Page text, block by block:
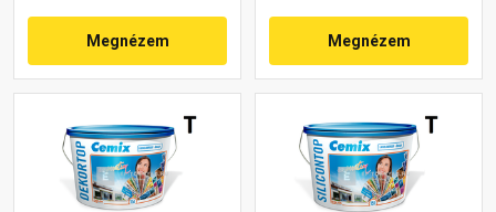
Megnézem Megnézem